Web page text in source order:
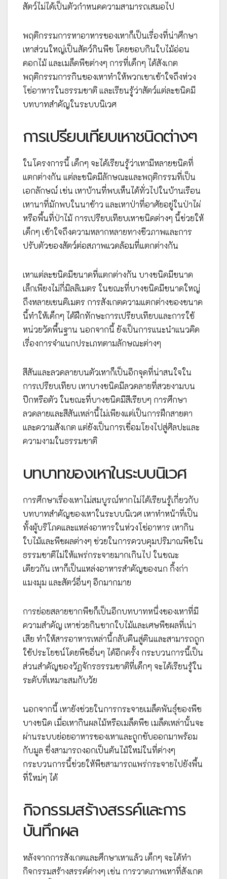
สัตว์ไม่ได้เป็นตัวกำหนดความสามารถเสมอไป
พฤติกรรมการหาอาหารของเหาก็เป็นเรื่องที่น่าศึกษา
เหาส่วนใหญ่เป็นสัตว์กินพืช โดยชอบกินใบไม้อ่อน
ดอกไม้ และเมล็ดพืชต่างๆ การที่เด็กๆ ได้สังเกต
พฤติกรรมการกินของเหาทำให้พวกเขาเข้าใจถึงห่วง
โซ่อาหารในธรรมชาติ และเรียนรู้ว่าสัตว์แต่ละชนิดมี
บทบาทสำคัญในระบบนิเวศ
การเปรียบเทียบเหาชนิดต่างๆ
ในโครงการนี้ เด็กๆ จะได้เรียนรู้ว่าเหามีหลายชนิดที่
แตกต่างกัน แต่ละชนิดมีลักษณะและพฤติกรรมที่เป็น
เอกลักษณ์ เช่น เหาบ้านที่พบเห็นได้ทั่วไปในบ้านเรือน
เหานาที่มักพบในนาข้าว และเหาป่าที่อาศัยอยู่ในป่าไผ่
หรือพื้นที่ป่าไม้ การเปรียบเทียบเหาชนิดต่างๆ นี้ช่วยให้
เด็กๆ เข้าใจถึงความหลากหลายทางชีวภาพและการ
ปรับตัวของสัตว์ต่อสภาพแวดล้อมที่แตกต่างกัน
เหาแต่ละชนิดมีขนาดที่แตกต่างกัน บางชนิดมีขนาด
เล็กเพียงไม่กี่มิลลิเมตร ในขณะที่บางชนิดมีขนาดใหญ่
ถึงหลายเซนติเมตร การสังเกตความแตกต่างของขนาด
นี้ทำให้เด็กๆ ได้ฝึกทักษะการเปรียบเทียบและการใช้
หน่วยวัดพื้นฐาน นอกจากนี้ ยังเป็นการแนะนำแนวคิด
เรื่องการจำแนกประเภทตามลักษณะต่างๆ
สีสันและลวดลายบนตัวเหาก็เป็นอีกจุดที่น่าสนใจใน
การเปรียบเทียบ เหาบางชนิดมีลวดลายที่สวยงามบน
ปีกหรือตัว ในขณะที่บางชนิดมีสีเรียบๆ การศึกษา
ลวดลายและสีสันเหล่านี้ไม่เพียงแต่เป็นการฝึกสายตา
และความสังเกต แต่ยังเป็นการเชื่อมโยงไปสู่ศิลปะและ
ความงามในธรรมชาติ
บทบาทของเหาในระบบนิเวศ
การศึกษาเรื่องเหาไม่สมบูรณ์หากไม่ได้เรียนรู้เกี่ยวกับ
บทบาทสำคัญของเหาในระบบนิเวศ เหาทำหน้าที่เป็น
ทั้งผู้บริโภคและแหล่งอาหารในห่วงโซ่อาหาร เหากิน
ใบไม้และพืชผลต่างๆ ช่วยในการควบคุมปริมาณพืชใน
ธรรมชาติไม่ให้แพร่กระจายมากเกินไป ในขณะ
เดียวกัน เหาก็เป็นแหล่งอาหารสำคัญของนก กิ้งก่า
แมงมุม และสัตว์อื่นๆ อีกมากมาย
การย่อยสลายซากพืชก็เป็นอีกบทบาทหนึ่งของเหาที่มี
ความสำคัญ เหาช่วยกินซากใบไม้และเศษพืชผลที่เน่า
เสีย ทำให้สารอาหารเหล่านี้กลับคืนสู่ดินและสามารถถูก
ใช้ประโยชน์โดยพืชอื่นๆ ได้อีกครั้ง กระบวนการนี้เป็น
ส่วนสำคัญของวัฏจักรธรรมชาติที่เด็กๆ จะได้เรียนรู้ใน
ระดับที่เหมาะสมกับวัย
นอกจากนี้ เหายังช่วยในการกระจายเมล็ดพันธุ์ของพืช
บางชนิด เมื่อเหากินผลไม้หรือเมล็ดพืช เมล็ดเหล่านั้นจะ
ผ่านระบบย่อยอาหารของเหาและถูกขับออกมาพร้อม
กับมูล ซึ่งสามารถงอกเป็นต้นไม้ใหม่ในที่ต่างๆ
กระบวนการนี้ช่วยให้พืชสามารถแพร่กระจายไปยังพื้น
ที่ใหม่ๆ ได้
กิจกรรมสร้างสรรค์และการ
บันทึกผล
หลังจากการสังเกตและศึกษาเหาแล้ว เด็กๆ จะได้ทำ
กิจกรรมสร้างสรรค์ต่างๆ เช่น การวาดภาพเหาที่สังเกต